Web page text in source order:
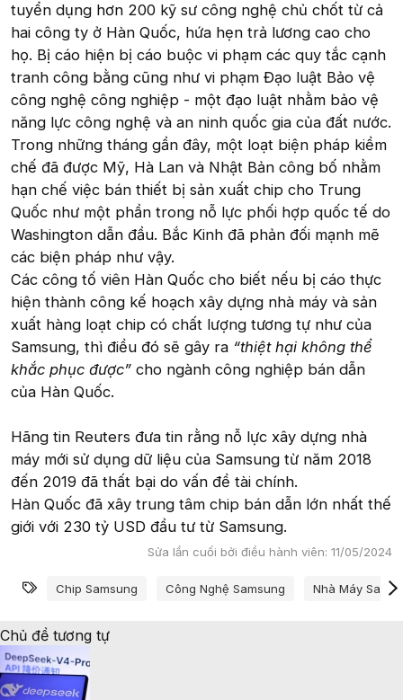
tuyển dụng hơn 200 kỹ sư công nghệ chủ chốt từ cả
hai công ty ở Hàn Quốc, hứa hẹn trả lương cao cho
họ. Bị cáo hiện bị cáo buộc vi phạm các quy tắc cạnh
tranh công bằng cũng như vi phạm Đạo luật Bảo vệ
công nghệ công nghiệp - một đạo luật nhằm bảo vệ
năng lực công nghệ và an ninh quốc gia của đất nước.
Trong những tháng gần đây, một loạt biện pháp kiềm
chế đã được Mỹ, Hà Lan và Nhật Bản công bố nhằm
hạn chế việc bán thiết bị sản xuất chip cho Trung
Quốc như một phần trong nỗ lực phối hợp quốc tế do
Washington dẫn đầu. Bắc Kinh đã phản đối mạnh mẽ
các biện pháp như vậy.
Các công tố viên Hàn Quốc cho biết nếu bị cáo thực
hiện thành công kế hoạch xây dựng nhà máy và sản
xuất hàng loạt chip có chất lượng tương tự như của
Samsung, thì điều đó sẽ gây ra “thiệt hại không thể
khắc phục được” cho ngành công nghiệp bán dẫn
của Hàn Quốc.
Hãng tin Reuters đưa tin rằng nỗ lực xây dựng nhà
máy mới sử dụng dữ liệu của Samsung từ năm 2018
đến 2019 đã thất bại do vấn đề tài chính.
Hàn Quốc đã xây trung tâm chip bán dẫn lớn nhất thế
giới với 230 tỷ USD đầu tư từ Samsung.
Sửa lần cuối bởi điều hành viên: 11/05/2024
Từ khóa
Chip Samsung Công Nghệ Samsung Nhà Máy
Chủ đề tương tự